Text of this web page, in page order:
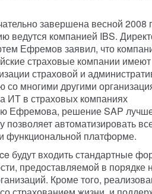
завершена весной 2008
ведутся компанией IBS.
Ефремов заявил, что
страховые компании имеют
страховой и
со многими другими
ИТ в страховых компаниях
Ефремова, решение SAP
автоматизировать
функциональной платформе.
будут входить стандартные
предоставляемой в порядке
Кроме того,